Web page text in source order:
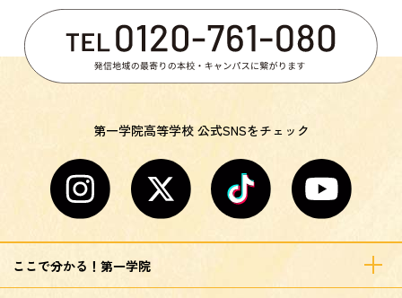
第一学院高等学校 公式SNSをチェック
ここで分かる！第一学院